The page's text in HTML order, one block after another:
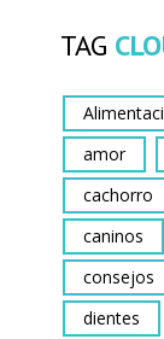
TAG
amor
cachorro
caninos
consejos
dientes